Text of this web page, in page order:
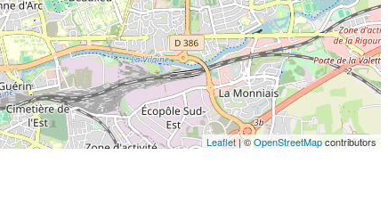
Leaflet | ©OpenStreetMapcontributors